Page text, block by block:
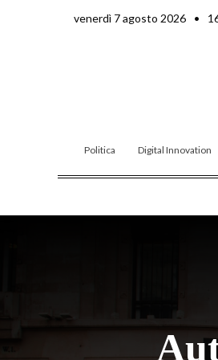
venerdì 7 agosto 2026 •
Politica Digital Innovation